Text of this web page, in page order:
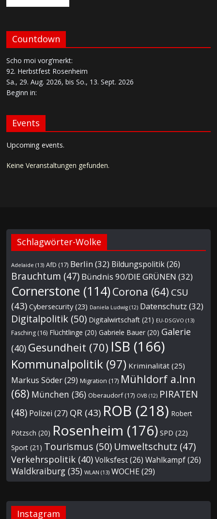
Countdown
Scho moi vorg’merkt:
92. Herbstfest Rosenheim
Sa., 29. Aug. 2026, bis So., 13. Sept. 2026
Beginn in:
Events
Upcoming events.
Keine Veranstaltungen gefunden.
Schlagwörter-Wolke
Adelaide (13) AfD (17) Berlin (32) Bildungspolitik(26)
Brauchtum (47) Bündnis 90/DIE GRÜNEN (32)
Cornerstone (114) Corona (64) CSU
(43) Cybersecurity(23) Daniela Ludwig (12) Datenschutz (32)
Digitalpolitik (50) Digitalwirtschaft (21) EU-DSGVO (13)
Fasching (16) Flüchtlinge (20) Gabriele Bauer (20) Galerie
(40) Gesundheit (70) ISB (166)
Kommunalpolitik (97) Kriminalität (25)
Markus Söder(29) Migration (17) Mühldorf a.Inn
(68) München (36) Oberaudorf(17) OVB (12) PIRATEN
(48) Polizei (27) QR (43) ROB (218) Robert
Pötzsch (20) Rosenheim (176) SPD (22)
Sport (21) Tourismus (50) Umweltschutz (47)
Verkehrspolitik (40) Volksfest(26) Wahlkampf(26)
Waldkraiburg (35) WLAN (13) WOCHE(29)
Instagram